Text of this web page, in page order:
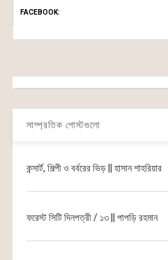
FACEBOOK:
সাম্প্রতিক পোস্টগুলো
কন্সার্ট, শিল্পী ও বর্বরের ভিড় || হাসান শাহরিয়ার
ফরেস্ট সিটি দিনপত্রী / ১৩ || পাপড়ি রহমান